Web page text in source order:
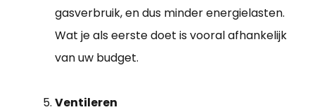
gasverbruik, en dus minder energielasten.
Wat je als eerste doet is vooral afhankelijk
van uw budget.
Ventileren